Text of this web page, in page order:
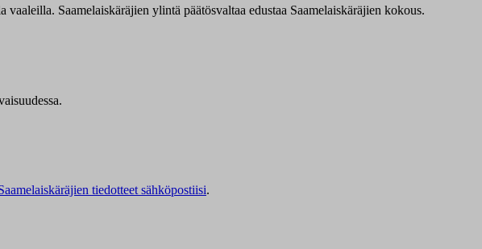
Saamelaiskäräjien ylintä päätösvaltaa edustaa Saamelaiskäräjien kokous.
tiedotteet sähköpostiisi.